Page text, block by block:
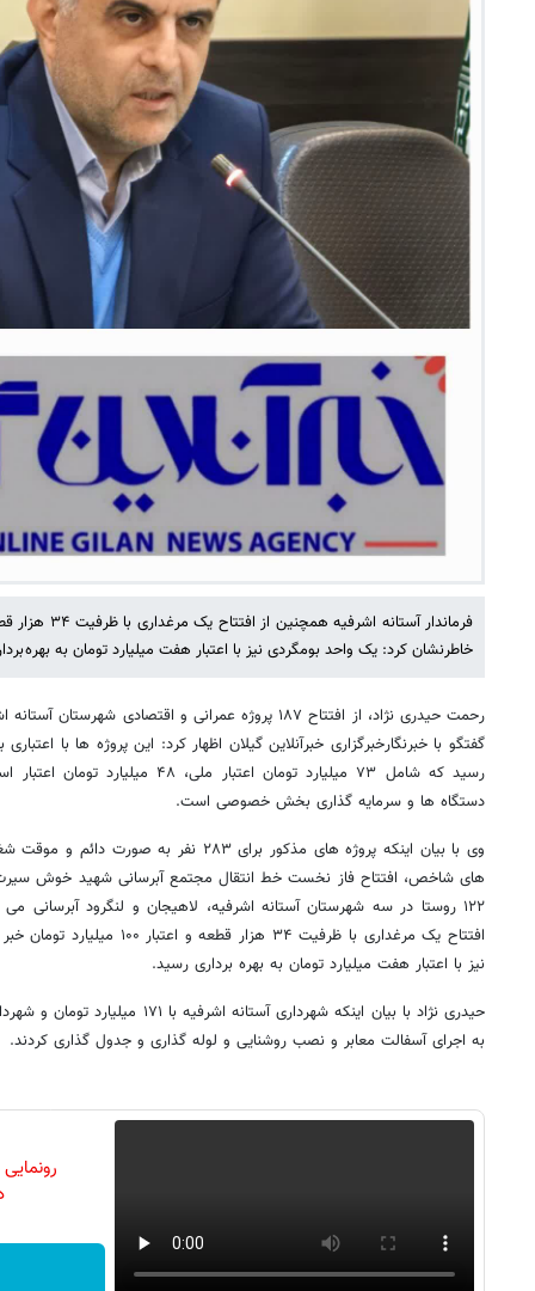
خاطرنشان کرد: یک واحد بومگردی نیز با اعتبار هفت میلیارد تومان به بهره
رحمت حیدری نژاد، از افتتاح ۱۸۷ پروژه عمرانی و
دستگاه ها و سرمایه گذاری بخش خصوصی است.
وی با بیان اینکه پروژه های مذکور برای ۲۸۳
۱۲۲ روستا در سه شهرستان آستانه اشرفیه، لاهیجان و لنگرود آبرسانی
افتتاح یک مرغداری با ظرفیت ۳۴
نیز با اعتبار هفت میلیارد تومان به بهره برداری رسید.
به اجرای آسفالت معابر و نصب روشنایی و لوله گذاری و جدول گذاری کردند.